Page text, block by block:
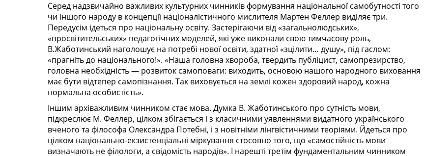
Серед надзвичайно важливих культурних чинників формування національної самобутності того
чи іншого народу в концепції націоналістичного мислителя Мартен Феллер виділяє три.
Передусім ідеться про національну освіту. Застерігаючи від «загальнолюдських»,
«просвітительських» педагогічних моделей, які уже виконали свою тимчасову роль,
В.Жаботинський наголошує на потребі нової освіти, здатної «зцілити… душу», під гаслом:
«прагніть до національного!». «Наша головна хвороба, твердить публіцист, самопрезирство,
головна необхідність — розвиток самоповаги: виходить, основою нашого народного виховання
має бути відтепер самопізнання. Так виховується на землі кожен здоровий народ, кожна
нормальна особистість».
Іншим архіважливим чинником стає мова. Думка В. Жаботинського про сутність мови,
підкреслює М. Феллер, цілком збігається і з класичними уявленнями видатного українського
вченого та філософа Олександра Потебні, і з новітніми лінгвістичними теоріями. Йдеться про
цілком національно-екзистенціальні міркування стосовно того, що «самостійність мови
визначають не філологи, а свідомість народів». І нарешті третім фундаментальним чинником